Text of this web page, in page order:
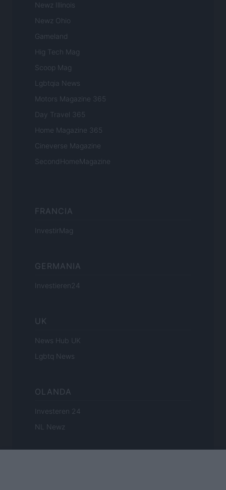
Newz Illinois
Newz Ohio
Gameland
Hig Tech Mag
Scoop Mag
Lgbtqia News
Motors Magazine 365
Day Travel 365
Home Magazine 365
Cineverse Magazine
SecondHomeMagazine
FRANCIA
InvestirMag
GERMANIA
Investieren24
UK
News Hub UK
Lgbtq News
OLANDA
Investeren 24
NL Newz